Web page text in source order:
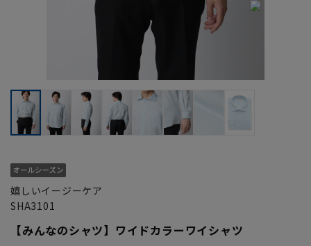
嬉しいイージーケア
SHA3101
【みんなのシャツ】ワイドカラーワイシャツ